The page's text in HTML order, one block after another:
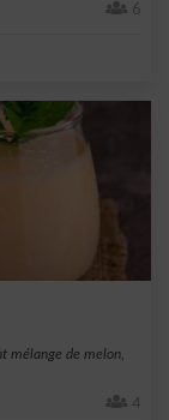
6
mélange de melon,
4